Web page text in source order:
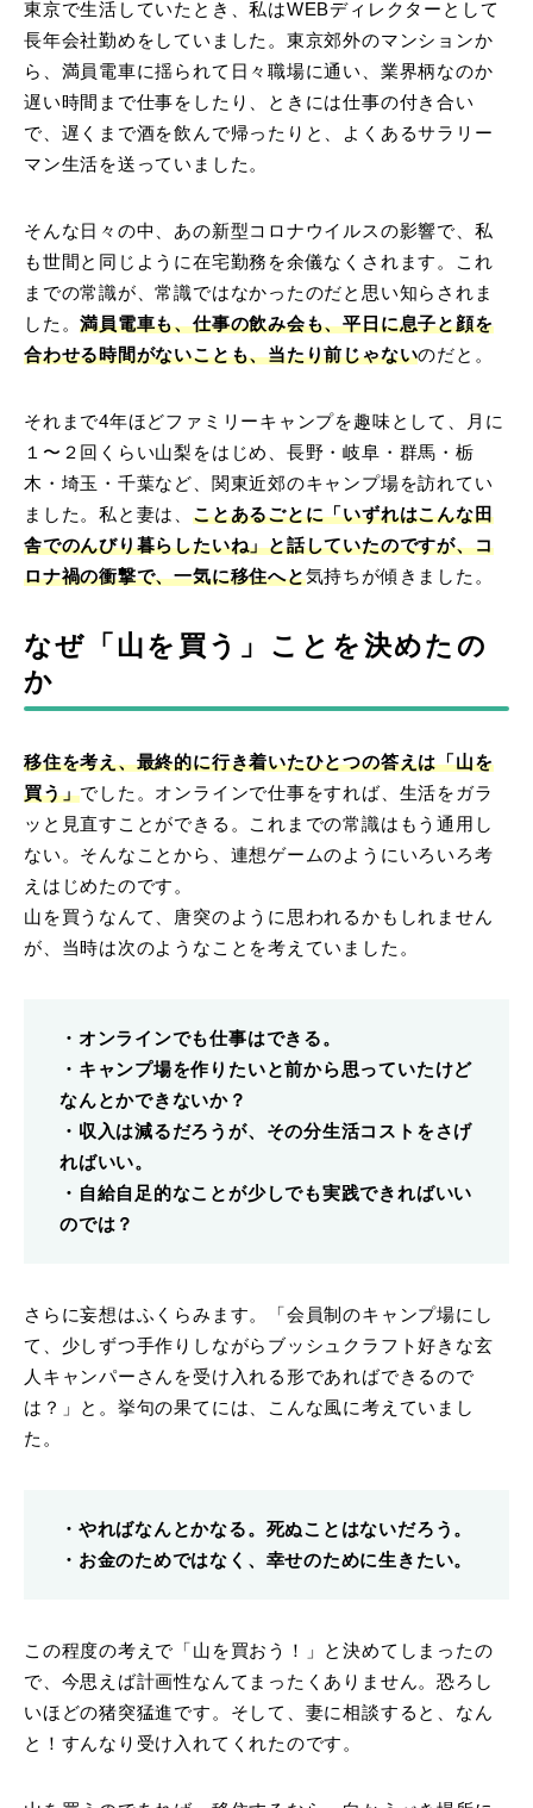
東京で生活していたとき、私はWEBディレクターとして
長年会社勤めをしていました。東京郊外のマンションか
ら、満員電車に揺られて日々職場に通い、業界柄なのか
遅い時間まで仕事をしたり、ときには仕事の付き合い
で、遅くまで酒を飲んで帰ったりと、よくあるサラリー
マン生活を送っていました。
そんな日々の中、あの新型コロナウイルスの影響で、私
も世間と同じように在宅勤務を余儀なくされます。これ
までの常識が、常識ではなかったのだと思い知らされま
した。満員電車も、仕事の飲み会も、平日に息子と顔を
合わせる時間がないことも、当たり前じゃないのだと。
それまで4年ほどファミリーキャンプを趣味として、月に
１〜２回くらい山梨をはじめ、長野・岐阜・群馬・栃
木・埼玉・千葉など、関東近郊のキャンプ場を訪れてい
ました。私と妻は、ことあるごとに「いずれはこんな田
舎でのんびり暮らしたいね」と話していたのですが、コ
ロナ禍の衝撃で、一気に移住へと気持ちが傾きました。
なぜ「山を買う」ことを決めたの
か
移住を考え、最終的に行き着いたひとつの答えは「山を
買う」でした。オンラインで仕事をすれば、生活をガラ
ッと見直すことができる。これまでの常識はもう通用し
ない。そんなことから、連想ゲームのようにいろいろ考
えはじめたのです。
山を買うなんて、唐突のように思われるかもしれません
が、当時は次のようなことを考えていました。
・オンラインでも仕事はできる。
・キャンプ場を作りたいと前から思っていたけど
なんとかできないか？
・収入は減るだろうが、その分生活コストをさげ
ればいい。
・自給自足的なことが少しでも実践できればいい
のでは？
さらに妄想はふくらみます。「会員制のキャンプ場にし
て、少しずつ手作りしながらブッシュクラフト好きな玄
人キャンパーさんを受け入れる形であればできるので
は？」と。挙句の果てには、こんな風に考えていまし
た。
・やればなんとかなる。死ぬことはないだろう。
・お金のためではなく、幸せのために生きたい。
この程度の考えで「山を買おう！」と決めてしまったの
で、今思えば計画性なんてまったくありません。恐ろし
いほどの猪突猛進です。そして、妻に相談すると、なん
と！すんなり受け入れてくれたのです。